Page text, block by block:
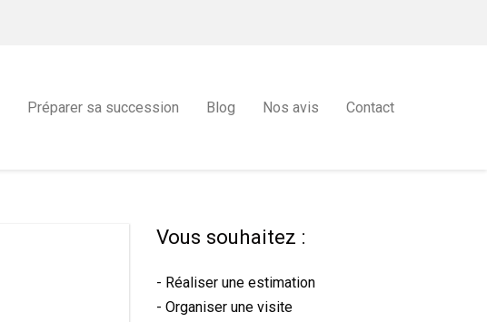
Préparer sa succession Blog Nos avis Contact
Vous souhaitez :
- Réaliser une estimation
- Organiser une visite